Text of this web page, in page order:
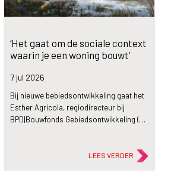
‘Het gaat om de sociale context
waarin je een woning bouwt’
7 jul 2026
Bij nieuwe bebiedsontwikkeling gaat het
Esther Agricola, regiodirecteur bij
BPD|Bouwfonds Gebiedsontwikkeling (…
LEES VERDER